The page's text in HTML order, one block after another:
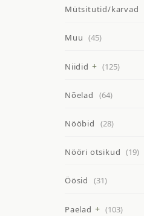
Mütsitutid/karvad
Muu (45)
Niidid (125)
Nõelad (64)
Nööbid (28)
Nööri otsikud (19)
Öösid (31)
Paelad (103)